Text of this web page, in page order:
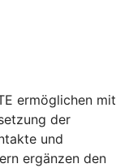
ermöglichen mit
der
und
ergänzen den